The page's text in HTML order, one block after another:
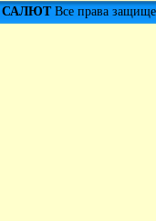
САЛЮТВсе права